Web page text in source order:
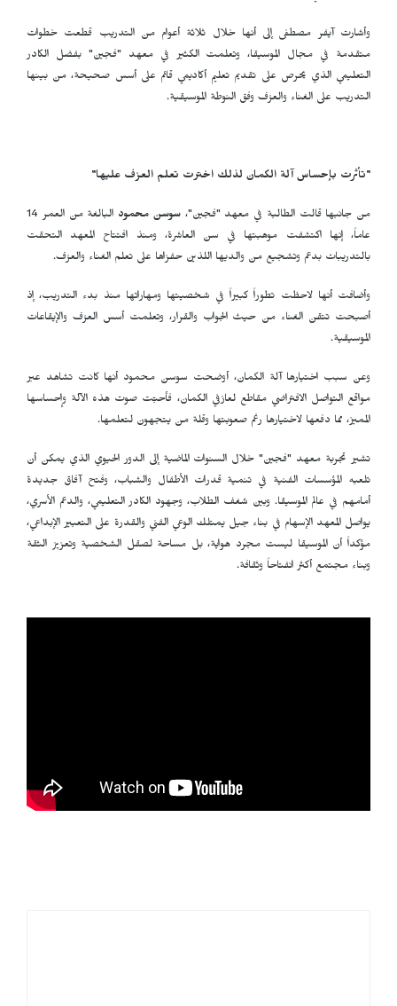
وأشارت آيفر مصطفى إلى أنها خلال ثلاثة أعوام من التدريب قطعت خطوات
متقدمة في مجال الموسيقا، وتعلمت الكثير في معهد "فجين" بفضل الكادر
التعليمي الذي يحرص على تقديم تعليم أكاديمي قائم على أسس صحيحة، من بينها
التدريب على الغناء والعزف وفق النوطة الموسيقية.
"تأثرت بإحساس آلة الكمان لذلك اخترت تعلم العزف عليها"
من جانبها قالت الطالبة في معهد "فجين"،سوسن محمود
البالغة من العمر 14
عاماً، إنها اكتشفت موهبتها في سن العاشرة، ومنذ افتتاح المعهد التحقت
بالتدريبات بدعم وتشجيع من والديها اللذين حفزاها على تعلم الغناء والعزف.
وأضافت أنها لاحظت تطوراً كبيراً في شخصيتها ومهاراتها منذ بدء التدريب، إذ
أصبحت تتقن الغناء من حيث الجواب والقرار، وتعلمت أسس العزف والإيقاعات
الموسيقية.
وعن سبب اختيارها آلة الكمان، أوضحت سوسن محمود أنها كانت تشاهد عبر
مواقع التواصل الافتراضي مقاطع لعازفي الكمان، فأحبّت صوت هذه الآلة وإحساسها
المميز، مما دفعها لاختيارها رغم صعوبتها وقلة من يتجهون لتعلمها.
تشير تجربة معهد "فجين" خلال السنوات الماضية إلى الدور الحيوي الذي يمكن أن
تلعبه المؤسسات الفنية في تنمية قدرات الأطفال والشباب، وفتح آفاق جديدة
أمامهم في عالم الموسيقا. وبين شغف الطلاب، وجهود الكادر التعليمي، والدعم الأسري،
يواصل المعهد الإسهام في بناء جيل يمتلك الوعي الفني والقدرة على التعبير الإبداعي،
مؤكداً أن الموسيقا ليست مجرد هواية، بل مساحة لصقل الشخصية وتعزيز الثقة
وبناء مجتمع أكثر انفتاحاً وثقافة.